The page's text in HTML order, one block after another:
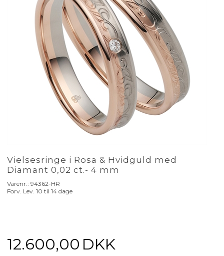
Vielsesringe i Rosa & Hvidguld med
Diamant 0,02 ct.- 4 mm
Varenr.:94362-HR
Forv. Lev. 10 til 14 dage
12.600,00 DKK